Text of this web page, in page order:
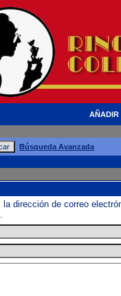
AÑADIR
Búsqueda Avanzada
dirección de correo